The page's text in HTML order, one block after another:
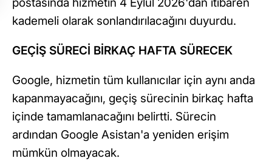
postasında hizmetin 4 Eylül 2026'dan itibaren
kademeli olarak sonlandırılacağını duyurdu.
GEÇİŞ SÜRECİ BİRKAÇ HAFTA SÜRECEK
Google, hizmetin tüm kullanıcılar için aynı anda
kapanmayacağını, geçiş sürecinin birkaç hafta
içinde tamamlanacağını belirtti. Sürecin
ardından Google Asistan'a yeniden erişim
mümkün olmayacak.